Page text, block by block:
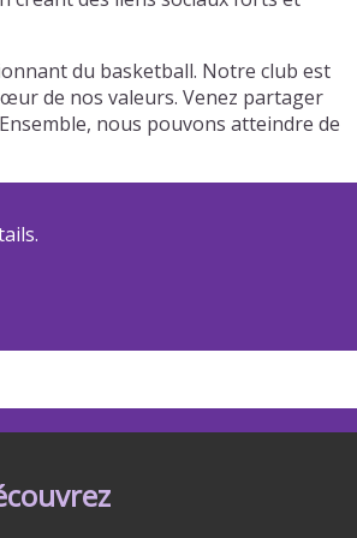
du basketball. Notre club est
de nos valeurs. Venez partager
nous pouvons atteindre de